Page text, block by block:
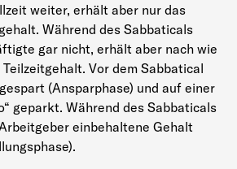
weiter, erhält aber nur das
Während des Sabbaticals
gar nicht, erhält aber nach wie
Vor dem Sabbatical
(Ansparphase) und auf einer
geparkt. Während des Sabbaticals
einbehaltene Gehalt